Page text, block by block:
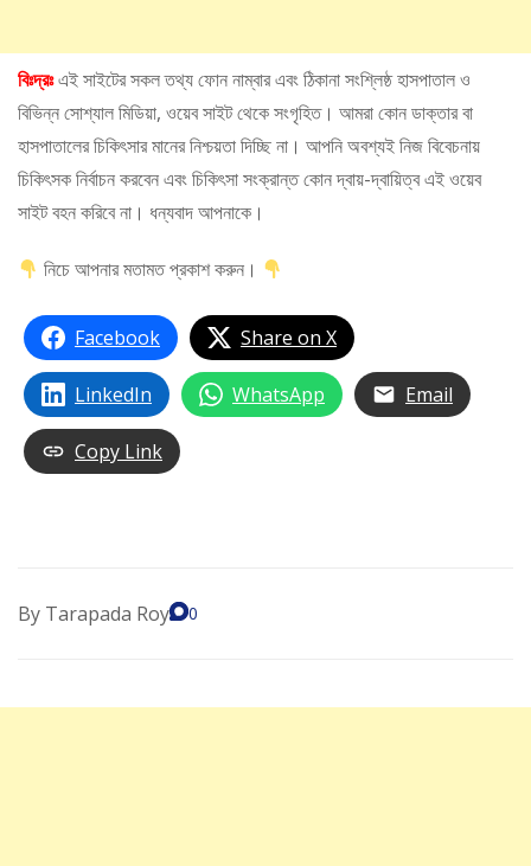
বিঃদ্রঃএই সাইটের সকল তথ্য ফোন নাম্বার এবং ঠিকানা সংশ্লিষ্ঠ হাসপাতাল ও
বিভিন্ন সোশ্যাল মিডিয়া, ওয়েব সাইট থেকে সংগৃহিত। আমরা কোন ডাক্তার বা
হাসপাতালের চিকিৎসার মানের নিশ্চয়তা দিচ্ছি না। আপনি অবশ্যই নিজ বিবেচনায়
চিকিৎসক নির্বাচন করবেন এবং চিকিৎসা সংক্রান্ত কোন দ্বায়-দ্বায়িত্ব এই ওয়েব
সাইট বহন করিবে না। ধন্যবাদ আপনাকে।
নিচে আপনার মতামত প্রকাশ করুন।
Facebook Share on X
LinkedIn WhatsApp Email
Copy Link
By Tarapada Roy 0